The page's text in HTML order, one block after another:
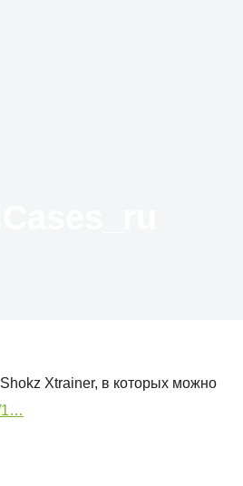
Xtrainer, в которых можно
1…